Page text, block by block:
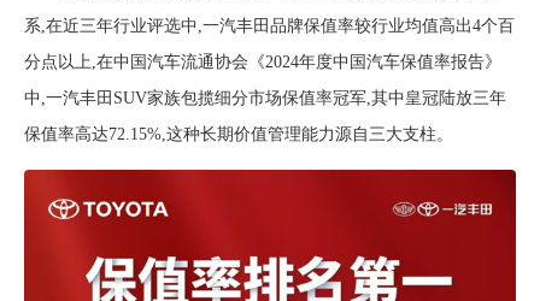
系 在近三年行业评选中,一汽丰田 品牌保值率较行业均值高出4个百
分点 以上 在中国汽车流通协会《2024年度中国汽车保值率报告》
中,一汽丰田 SUV家族包揽细分市场保值率冠军 ,其中 皇冠陆放三年
保值率高达72.15% 这种长期价值管理能力源自三大支柱 。